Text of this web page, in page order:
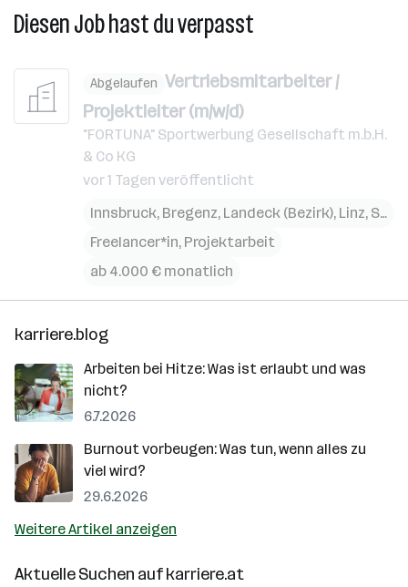
Diesen Job hast du verpasst
Abgelaufen Vertriebsmitarbeiter /
Projektleiter (m/w/d)
"FORTUNA" Sportwerbung Gesellschaft m.b.H.
& Co KG
vor 1 Tagen veröffentlicht
Innsbruck, Bregenz, Landeck (Bezirk), Linz, St. Pölten
Freelancer*in, Projektarbeit
ab 4.000 € monatlich
karriere.blog
Arbeiten bei Hitze: Was ist erlaubt und was
nicht?
6.7.2026
Burnout vorbeugen: Was tun, wenn alles zu
viel wird?
29.6.2026
Weitere Artikel anzeigen
Aktuelle Suchen aufkarriere.at